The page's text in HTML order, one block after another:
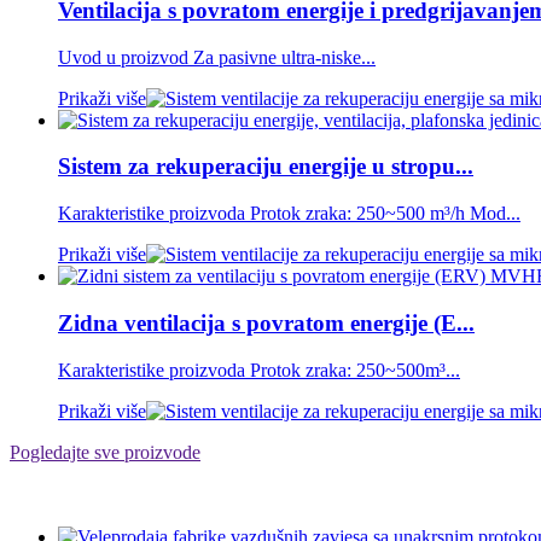
Ventilacija s povratom energije i
Uvod u proizvod Za pasivne ultra-niske...
Prikaži više
Sistem za rekuperaciju energije u stropu...
Karakteristike proizvoda Protok zraka: 250~500 m³/h Mod...
Prikaži više
Zidna ventilacija s povratom energije (E...
Karakteristike proizvoda Protok zraka: 250~500m³...
Prikaži više
Pogledajte sve proizvode